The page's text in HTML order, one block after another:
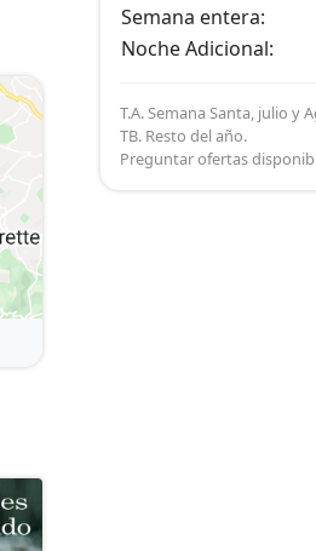
Semana entera:
Noche Adicional:
T.A. Semana Santa, julio y
TB. Resto del año.
Preguntar ofertas